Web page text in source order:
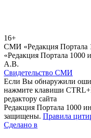
16+
СМИ «Редакция Портала
«Редакция Портала
А.В.
Свидетельство СМИ
Если Вы обнаружили
нажмите клавиши
редактору сайта
Редакция Портала 1000
защищены. Правила
Сделано в